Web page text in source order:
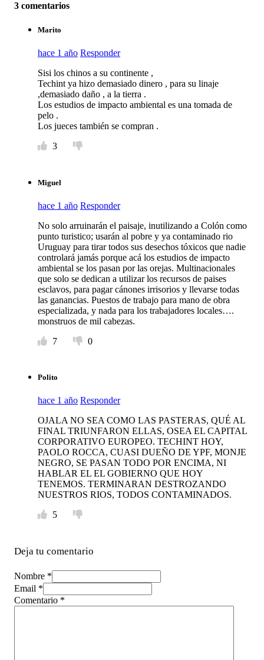
3 comentarios
Marito
hace 1 año Responder
Sisi los chinos a su continente ,
Techint ya hizo demasiado dinero , para su linaje
,demasiado daño , a la tierra .
Los estudios de impacto ambiental es una tomada de
pelo .
Los jueces también se compran .
3
Miguel
hace 1 año Responder
No solo arruinarán el paisaje, inutilizando a Colón como
punto turistico; usarán al pobre y ya contaminado rio
Uruguay para tirar todos sus desechos tóxicos que nadie
controlará jamás porque acá los estudios de impacto
ambiental se los pasan por las orejas. Multinacionales
que solo se dedican a utilizar los recursos de paises
esclavos, para pagar cánones irrisorios y llevarse todas
las ganancias. Puestos de trabajo para mano de obra
especializada, y nada para los trabajadores locales….
monstruos de mil cabezas.
7
0
Polito
hace 1 año Responder
OJALA NO SEA COMO LAS PASTERAS, QUÉ AL
FINAL TRIUNFARON ELLAS, OSEA EL CAPITAL
CORPORATIVO EUROPEO. TECHINT HOY,
PAOLO ROCCA, CUASI DUEÑO DE YPF, MONJE
NEGRO, SE PASAN TODO POR ENCIMA, NI
HABLAR EL EL GOBIERNO QUE HOY
TENEMOS. TERMINARAN DESTROZANDO
NUESTROS RIOS, TODOS CONTAMINADOS.
5
Deja tu comentario
Nombre *
Email *
Comentario *